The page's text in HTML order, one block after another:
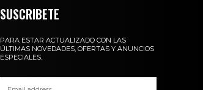
SUSCRIBETE
PARA ESTAR ACTUALIZADO CON LAS
ÚLTIMAS NOVEDADES, OFERTAS Y ANUNCIOS
ESPECIALES.